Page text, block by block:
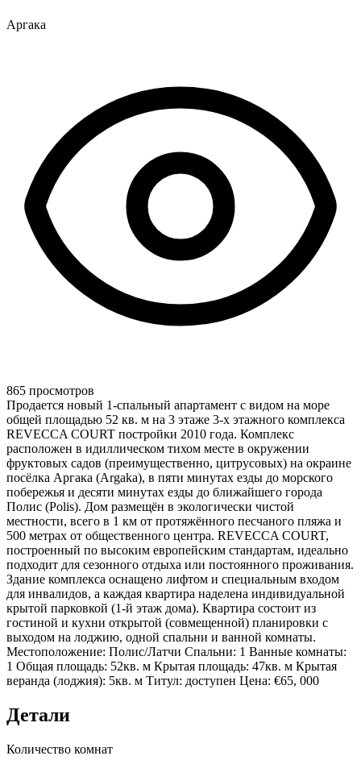
Аргака
865 просмотров
Продается новый 1-спальный апартамент с видом на море
общей площадью 52 кв. м на 3 этаже 3-х этажного комплекса
REVECCA COURT постройки 2010 года. Комплекс
расположен в идиллическом тихом месте в окружении
фруктовых садов (преимущественно, цитрусовых) на окраине
посёлка Аргака (Argaka), в пяти минутах езды до морского
побережья и десяти минутах езды до ближайшего города
Полис (Polis). Дом размещён в экологически чистой
местности, всего в 1 км от протяжённого песчаного пляжа и
500 метрах от общественного центра. REVECCA COURT,
построенный по высоким европейским стандартам, идеально
подходит для сезонного отдыха или постоянного проживания.
Здание комплекса оснащено лифтом и специальным входом
для инвалидов, а каждая квартира наделена индивидуальной
крытой парковкой (1-й этаж дома). Квартира состоит из
гостиной и кухни открытой (совмещенной) планировки с
выходом на лоджию, одной спальни и ванной комнаты.
Местоположение: Полис/Латчи Спальни: 1 Ванные комнаты:
1 Общая площадь: 52кв. м Крытая площадь: 47кв. м Крытая
веранда (лоджия): 5кв. м Титул: доступен Цена: €65, 000
Детали
Количество комнат